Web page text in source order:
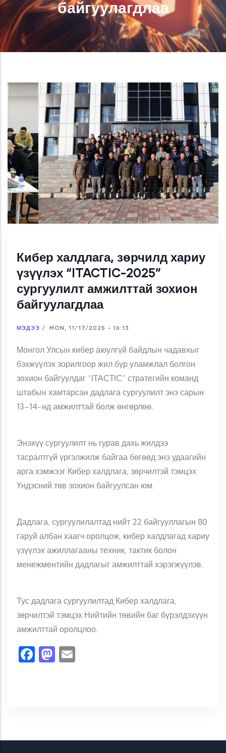
байгуулагдлаа
Кибер халдлага, зөрчилд хариу
үзүүлэх “ITACTIC-2025”
сургуулилт амжилттай зохион
байгуулагдлаа
МЭДЭЭ / MON, 11/17/2025 - 16:13
Монгол Улсын кибер аюулгүй байдлын чадавхыг
бэхжүүлэх зорилгоор жил бүр уламжлал болгон
зохион байгуулдаг “ITACTIC” стратегийн команд
штабын хамтарсан дадлага сургуулилт энэ сарын
13–14-нд амжилттай болж өнгөрлөө.
Энэхүү сургуулилт нь гурав дахь жилдээ
тасралтгүй үргэлжилж байгаа бөгөөд энэ удаагийн
арга хэмжээг Кибер халдлага, зөрчилтэй тэмцэх
Үндэсний төв зохион байгуулсан юм.
Дадлага, сургуулилалтад нийт 22 байгууллагын 80
гаруй албан хаагч оролцож, кибер халдлагад хариу
үзүүлэх ажиллагааны техник, тактик болон
менежментийн дадлагыг амжилттай хэрэгжүүлэв.
Тус дадлага сургуулилтад Кибер халдлага,
зөрчилтэй тэмцэх Нийтийн төвийн баг бүрэлдэхүүн
амжилттай оролцлоо.
Facebook
Mastodon